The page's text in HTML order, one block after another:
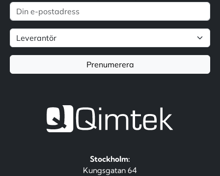
Prenumerera
Stockholm:
Kungsgatan 64